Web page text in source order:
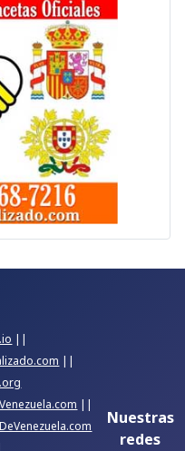
||
||
||
Nuestras
redes